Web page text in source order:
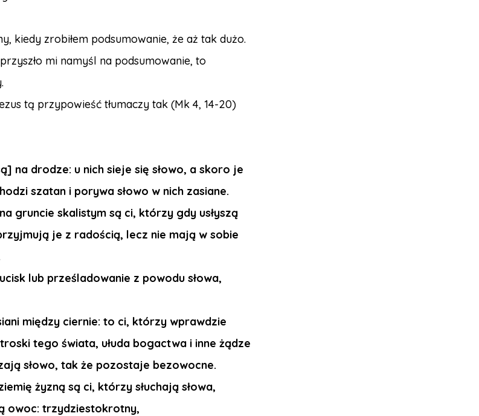
kiedy zrobiłem podsumowanie, że aż tak dużo.
mi namyśl na podsumowanie, to
tą przypowieść tłumaczy tak (Mk 4, 14-20)
na drodze: u nich sieje się słowo, a skoro je
szatan i porywa słowo w nich zasiane.
gruncie skalistym są ci, którzy gdy usłyszą
je z radością, lecz nie mają w sobie
lub prześladowanie z powodu słowa,
między ciernie: to ci, którzy wprawdzie
tego świata, ułuda bogactwa i inne żądze
słowo, tak że pozostaje bezowocne.
żyzną są ci, którzy słuchają słowa,
owoc: trzydziestokrotny,